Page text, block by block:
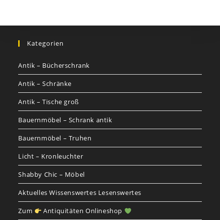
Kategorien
Antik – Bücherschrank
Antik – Schränke
Antik – Tische groß
Bauernmöbel – Schrank antik
Bauernmöbel – Truhen
Licht – Kronleuchter
Shabby Chic – Möbel
Aktuelles Wissenswertes Lesenswertes
Zum Antiquitäten Onlineshop